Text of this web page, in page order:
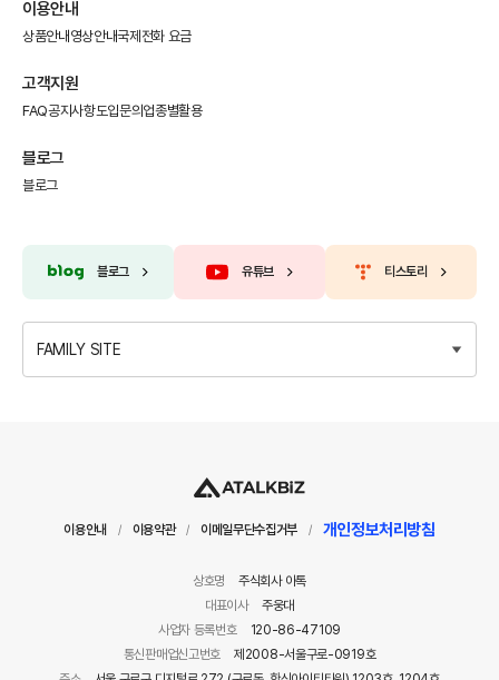
이용안내
상품안내 영상안내국제전화 요금
고객지원
FAQ공지사항도입문의 업종별활용
블로그
블로그
블로그 유튜브 티스토리
FAMILY SITE
이용안내 / 이용약관 / 이메일무단수집거부 / 개인정보처리방침
상호명
주식회사 아톡
대표이사
주웅대
사업자 등록번호
120-86-47109
통신판매업신고번호
제2008-서울구로-0919호